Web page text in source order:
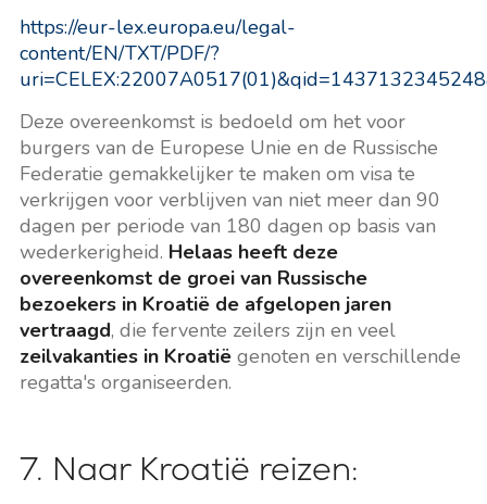
https://eur-lex.europa.eu/legal-
content/EN/TXT/PDF/?
Deze overeenkomst is bedoeld om het voor
burgers van de Europese Unie en de Russische
Federatie gemakkelijker te maken om visa te
verkrijgen voor verblijven van niet meer dan 90
dagen per periode van 180 dagen op basis van
wederkerigheid. Helaas heeft deze
overeenkomst de groei van Russische
bezoekers in Kroatië de afgelopen jaren
vertraagd, die fervente zeilers zijn en veel
zeilvakanties in Kroatiëgenoten en verschillende
regatta's organiseerden.
7. Naar Kroatië reizen: